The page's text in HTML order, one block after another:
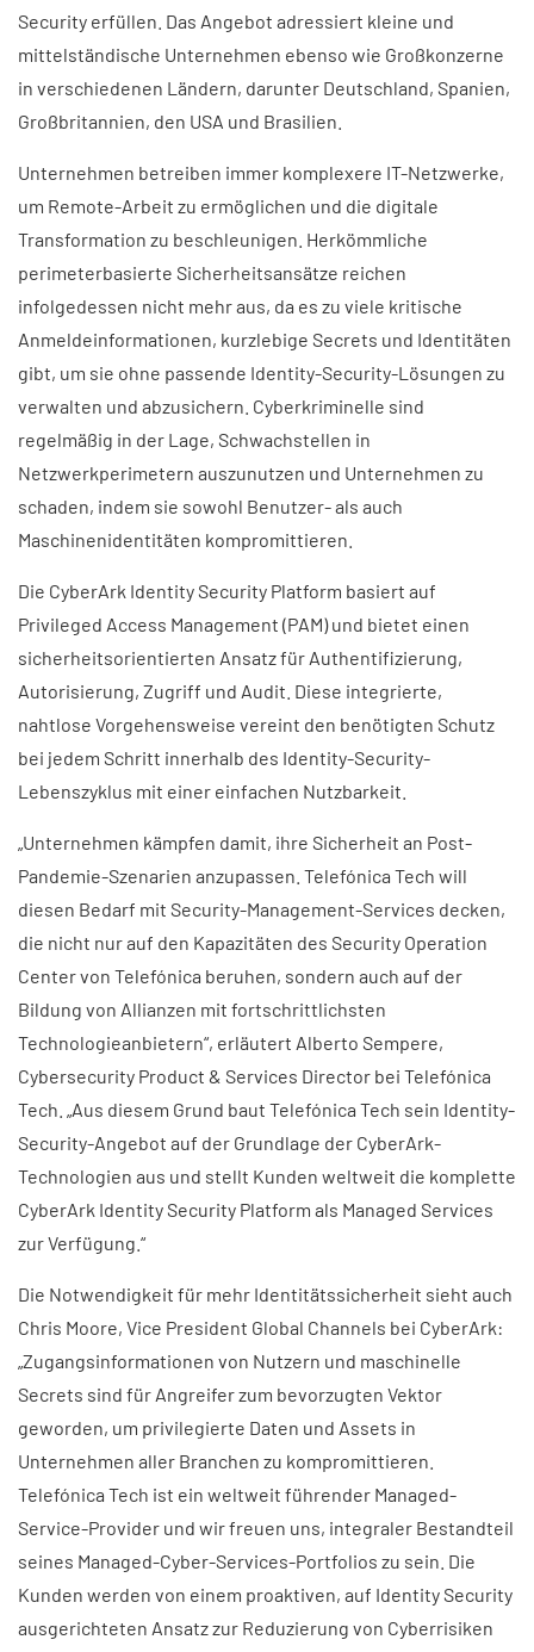
Security erfüllen. Das Angebot adressiert kleine und
mittelständische Unternehmen ebenso wie Großkonzerne
in verschiedenen Ländern, darunter Deutschland, Spanien,
Großbritannien, den USA und Brasilien.
Unternehmen betreiben immer komplexere IT-Netzwerke,
um Remote-Arbeit zu ermöglichen und die digitale
Transformation zu beschleunigen. Herkömmliche
perimeterbasierte Sicherheitsansätze reichen
infolgedessen nicht mehr aus, da es zu viele kritische
Anmeldeinformationen, kurzlebige Secrets und Identitäten
gibt, um sie ohne passende Identity-Security-Lösungen zu
verwalten und abzusichern. Cyberkriminelle sind
regelmäßig in der Lage, Schwachstellen in
Netzwerkperimetern auszunutzen und Unternehmen zu
schaden, indem sie sowohl Benutzer- als auch
Maschinenidentitäten kompromittieren.
Die CyberArk Identity Security Platform basiert auf
Privileged Access Management (PAM) und bietet einen
sicherheitsorientierten Ansatz für Authentifizierung,
Autorisierung, Zugriff und Audit. Diese integrierte,
nahtlose Vorgehensweise vereint den benötigten Schutz
bei jedem Schritt innerhalb des Identity-Security-
Lebenszyklus mit einer einfachen Nutzbarkeit.
„Unternehmen kämpfen damit, ihre Sicherheit an Post-
Pandemie-Szenarien anzupassen. Telefónica Tech will
diesen Bedarf mit Security-Management-Services decken,
die nicht nur auf den Kapazitäten des Security Operation
Center von Telefónica beruhen, sondern auch auf der
Bildung von Allianzen mit fortschrittlichsten
Technologieanbietern“, erläutert Alberto Sempere,
Cybersecurity Product & Services Director bei Telefónica
Tech. „Aus diesem Grund baut Telefónica Tech sein Identity-
Security-Angebot auf der Grundlage der CyberArk-
Technologien aus und stellt Kunden weltweit die komplette
CyberArk Identity Security Platform als Managed Services
zur Verfügung.“
Die Notwendigkeit für mehr Identitätssicherheit sieht auch
Chris Moore, Vice President Global Channels bei CyberArk:
„Zugangsinformationen von Nutzern und maschinelle
Secrets sind für Angreifer zum bevorzugten Vektor
geworden, um privilegierte Daten und Assets in
Unternehmen aller Branchen zu kompromittieren.
Telefónica Tech ist ein weltweit führender Managed-
Service-Provider und wir freuen uns, integraler Bestandteil
seines Managed-Cyber-Services-Portfolios zu sein. Die
Kunden werden von einem proaktiven, auf Identity Security
ausgerichteten Ansatz zur Reduzierung von Cyberrisiken